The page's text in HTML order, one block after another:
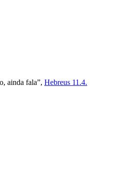
ainda fala”, Hebreus 11.4.